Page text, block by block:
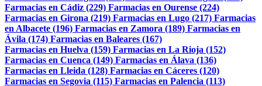
Farmacias en Cádiz (229) Farmacias en Ourense (224)
Farmacias en Girona (219) Farmacias en Lugo (217) Farmacias
en Albacete (196) Farmacias en Zamora (189) Farmacias en
Ávila (174) Farmacias en Baleares (167)
Farmacias en Huelva (159) Farmacias en La Rioja (152)
Farmacias en Cuenca (149) Farmacias en Álava (136)
Farmacias en Lleida (128) Farmacias en Cáceres (120)
Farmacias en Segovia (115) Farmacias en Palencia (113)